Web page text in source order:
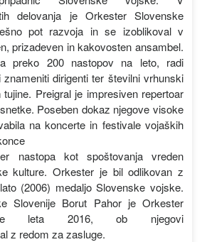
delovanja je Orkester Slovenske
pot razvoja in se izoblikoval v
prizadeven in kakovosten ansambel.
preko 200 nastopov na leto, radi
dirigenti ter številni vrhunski
Preigral je impresiven repertoar
Poseben dokaz njegove visoke
na koncerte in festivale vojaških
nastopa kot spoštovanja vreden
kulture. Orkester je bil odlikovan z
(2006) medaljo Slovenske vojske.
Slovenije Borut Pahor je Orkester
leta 2016, ob njegovi
z redom za zasluge.